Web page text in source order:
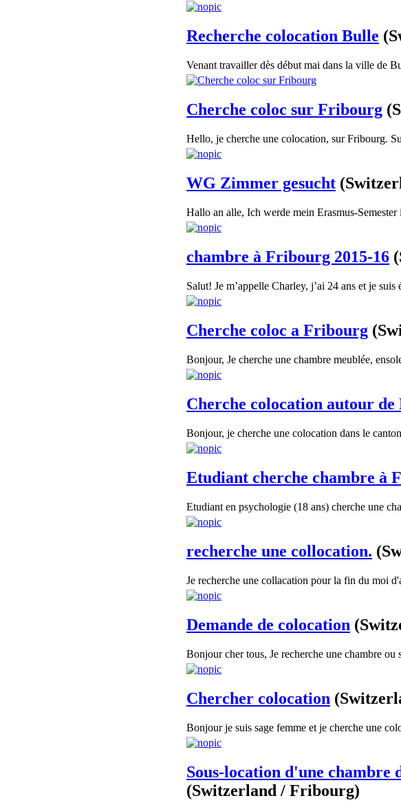
Recherche colocation Bulle
Venant travailler dès début mai dans la ville de
Cherche coloc sur Fribourg
Hello, je cherche une colocation, sur Fribourg.
WG Zimmer gesucht
Hallo an alle, Ich werde mein Erasmus-
chambre à Fribourg 2015-16
Salut! Je m’appelle Charley, j’ai 24 ans et je
Cherche coloc a Fribourg
Bonjour, Je cherche une chambre meublée,
Cherche colocation autour
Bonjour, je cherche une colocation dans le
Etudiant cherche chambre à
Etudiant en psychologie (18 ans) cherche une
recherche une collocation.
Je recherche une collacation pour la fin du moi
Demande de colocation
Bonjour cher tous, Je recherche une chambre
Chercher colocation
Bonjour je suis sage femme et je cherche une
Sous-location d'une chambre
(Switzerland / Fribourg)